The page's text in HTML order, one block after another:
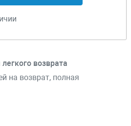
возврата
на возврат, полная